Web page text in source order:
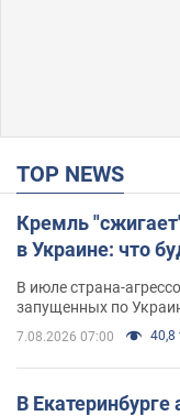
TOP NEWS
Кремль
в Украине: что
В июле страна-
запущенных по
7.08.2026 07:00 40,8
В